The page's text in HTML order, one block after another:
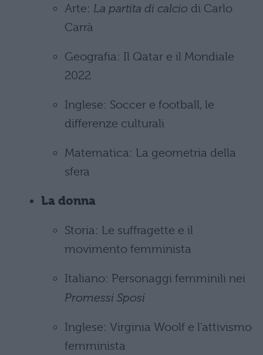
Arte: La partita di calcio di Carlo
Carrà
Geografia: Il Qatar e il Mondiale
2022
Inglese: Soccer e football, le
differenze culturali
Matematica: La geometria della
sfera
La donna
Storia: Le suffragette e il
movimento femminista
Italiano: Personaggi femminili nei
Promessi Sposi
Inglese: Virginia Woolf e l’attivismo
femminista